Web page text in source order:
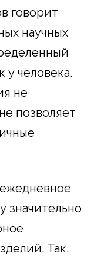
говорит
научных
у человека.
не
позволяет
значительно
Так,